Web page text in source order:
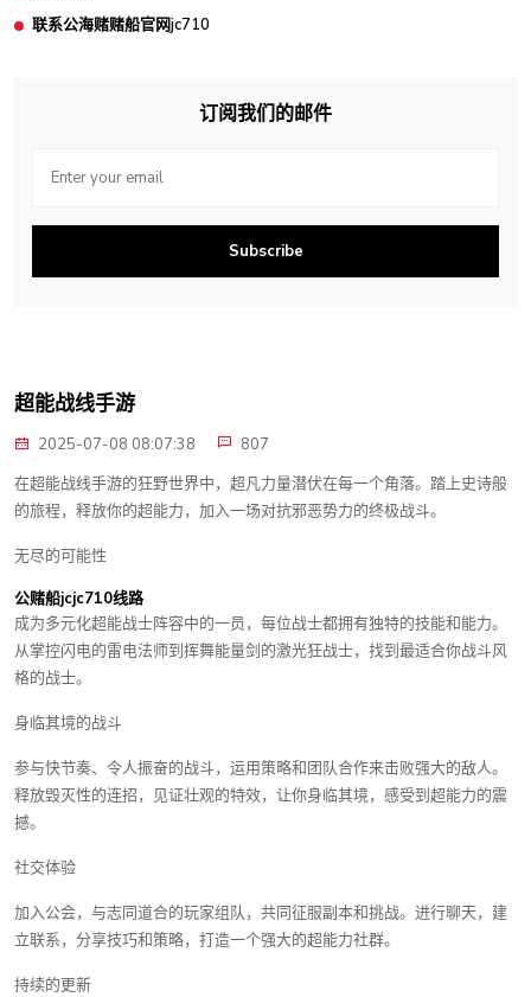
联系公海赌赌船官网jc710
订阅我们的邮件
Subscribe
超能战线手游
2025-07-08 08:07:38
807
在超能战线手游的狂野世界中，超凡力量潜伏在每一个角落。踏上史诗般
的旅程，释放你的超能力，加入一场对抗邪恶势力的终极战斗。
无尽的可能性
公赌船jcjc710线路
成为多元化超能战士阵容中的一员，每位战士都拥有独特的技能和能力。
从掌控闪电的雷电法师到挥舞能量剑的激光狂战士，找到最适合你战斗风
格的战士。
身临其境的战斗
参与快节奏、令人振奋的战斗，运用策略和团队合作来击败强大的敌人。
释放毁灭性的连招，见证壮观的特效，让你身临其境，感受到超能力的震
撼。
社交体验
加入公会，与志同道合的玩家组队，共同征服副本和挑战。进行聊天，建
立联系，分享技巧和策略，打造一个强大的超能力社群。
持续的更新